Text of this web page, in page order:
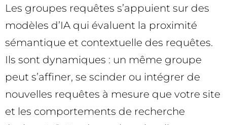
Les groupes requêtes s’appuient sur des
modèles d’IA qui évaluent la proximité
sémantique et contextuelle des requêtes.
Ils sont dynamiques : un même groupe
peut s’affiner, se scinder ou intégrer de
nouvelles requêtes à mesure que votre site
et les comportements de recherche